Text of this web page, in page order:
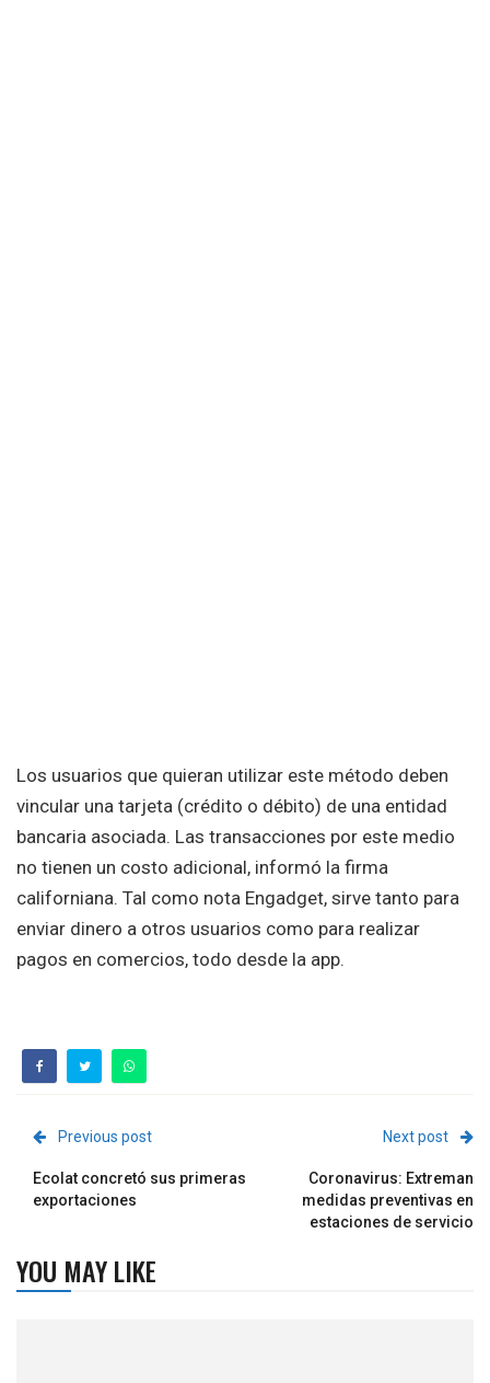
Los usuarios que quieran utilizar este método deben
vincular una tarjeta (crédito o débito) de una entidad
bancaria asociada. Las transacciones por este medio
no tienen un costo adicional, informó la firma
californiana. Tal como nota Engadget, sirve tanto para
enviar dinero a otros usuarios como para realizar
pagos en comercios, todo desde la app.
Previous post
Ecolat concretó sus primeras
exportaciones
Next post
Coronavirus: Extreman
medidas preventivas en
estaciones de servicio
YOU MAY LIKE